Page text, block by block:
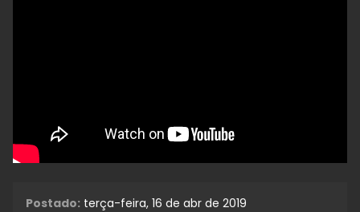
Postado: terça-feira, 16 de abr de 2019